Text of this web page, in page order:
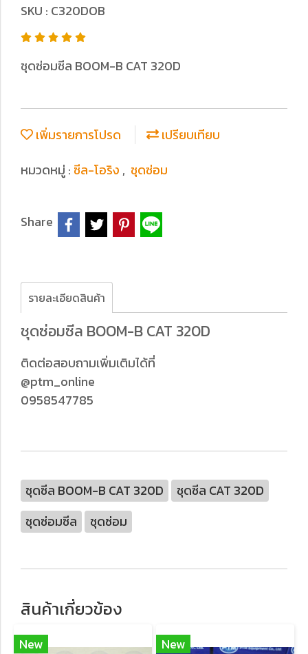
SKU : C320DOB
ชุดซ่อมซีล BOOM-B CAT 320D
เพิ่มรายการโปรด
เปรียบเทียบ
หมวดหมู่ : ซีล-โอริง , ชุดซ่อม
Share
รายละเอียดสินค้า
ชุดซ่อมซีล BOOM-B CAT 320D
ติดต่อสอบถามเพิ่มเติมได้ที่
@ptm_online
0958547785
ชุดซีล BOOM-B CAT 320D
ชุดซีล CAT 320D
ชุดซ่อมซีล
ชุดซ่อม
สินค้าเกี่ยวข้อง
New New